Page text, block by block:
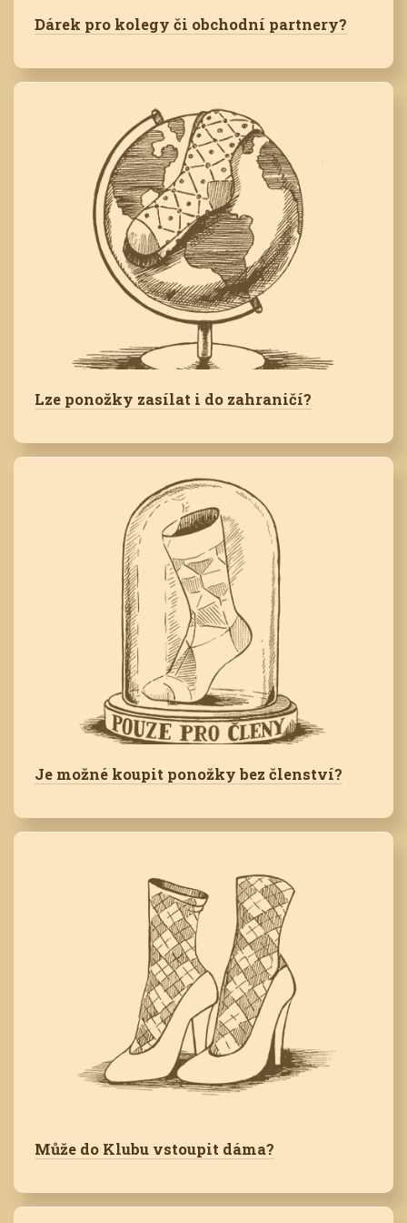
Dárek pro kolegy či obchodní partnery?
Lze ponožky zasílat i do zahraničí?
Je možné koupit ponožky bez členství?
Může do Klubu vstoupit dáma?